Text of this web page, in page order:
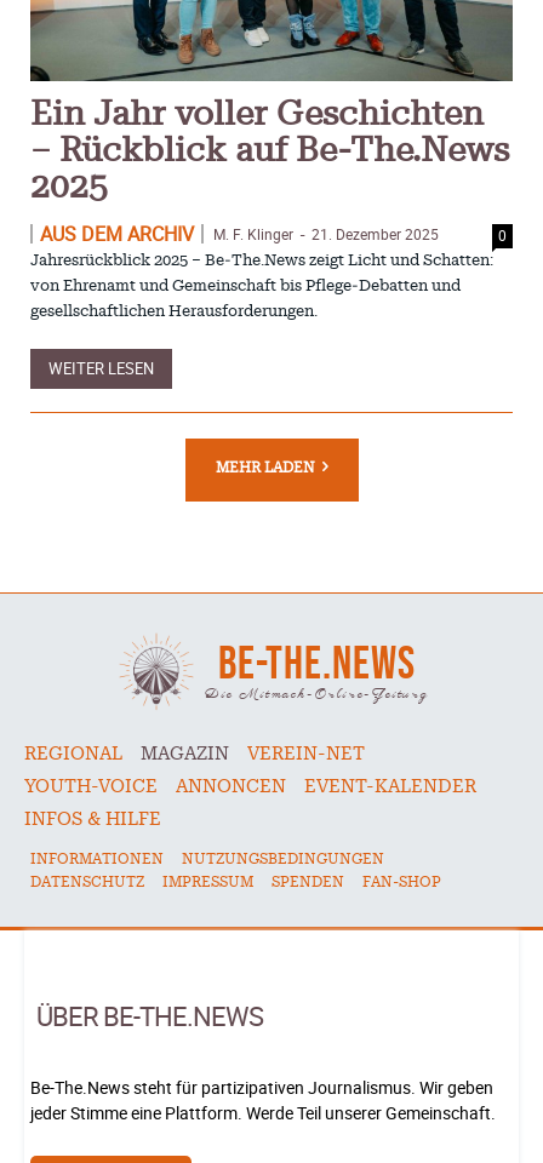
Ein Jahr voller Geschichten
– Rückblick auf Be-The.News
2025
AUS DEM ARCHIV M. F. Klinger - 21. Dezember 2025 0
Jahresrückblick 2025 – Be‑The.News zeigt Licht und Schatten:
von Ehrenamt und Gemeinschaft bis Pflege‑Debatten und
gesellschaftlichen Herausforderungen.
WEITER LESEN
MEHR LADEN
BE-THE.NEWS
Die Mitmach-Online-Zeitung
REGIONAL MAGAZIN
VEREIN-NET
YOUTH-VOICE
ANNONCEN
EVENT-KALENDER
INFOS & HILFE
INFORMATIONEN
NUTZUNGSBEDINGUNGEN
DATENSCHUTZ
IMPRESSUM SPENDEN FAN-SHOP
ÜBER BE-THE.NEWS
Be-The.News steht für partizipativen Journalismus. Wir geben
jeder Stimme eine Plattform. Werde Teil unserer Gemeinschaft.